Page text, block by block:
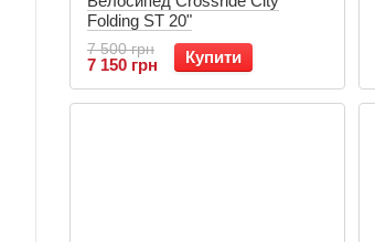
Folding ST 20"
7 500 грн
7 150 грн Купити